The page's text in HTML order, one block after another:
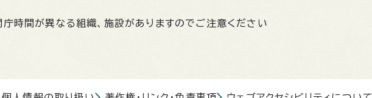
時間が異なる組織、施設がありますのでご注意ください